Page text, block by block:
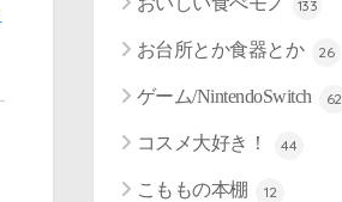
133
お台所とか食器とか 26
ゲーム/NintendoSwitch 62
コスメ大好き！ 44
こももの本棚 12